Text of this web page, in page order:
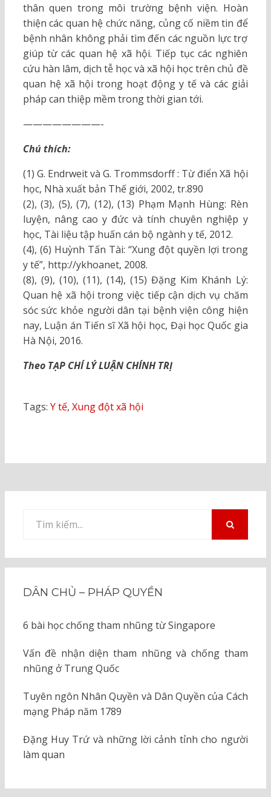
thân quen trong môi trường bệnh viện. Hoàn
thiện các quan hệ chức năng, củng cố niềm tin để
bệnh nhân không phải tìm đến các nguồn lực trợ
giúp từ các quan hệ xã hội. Tiếp tục các nghiên
cứu hàn lâm, dịch tễ học và xã hội học trên chủ đề
quan hệ xã hội trong hoạt động y tế và các giải
pháp can thiệp mềm trong thời gian tới.
————————-
Chú thích:
(1) G. Endrweit và G. Trommsdorff : Từ điển Xã hội
học, Nhà xuất bản Thế giới, 2002, tr.890
(2), (3), (5), (7), (12), (13) Phạm Mạnh Hùng: Rèn
luyện, nâng cao y đức và tính chuyên nghiệp y
học, Tài liệu tập huấn cán bộ ngành y tế, 2012.
(4), (6) Huỳnh Tấn Tài: “Xung đột quyền lợi trong
y tế”, http://ykhoanet, 2008.
(8), (9), (10), (11), (14), (15) Đặng Kim Khánh Lý:
Quan hệ xã hội trong việc tiếp cận dịch vụ chăm
sóc sức khỏe người dân tại bệnh viện công hiện
nay, Luận án Tiến sĩ Xã hội học, Đại học Quốc gia
Hà Nội, 2016.
Theo TẠP CHÍ LÝ LUẬN CHÍNH TRỊ
Tags: Y tế, Xung đột xã hội
kiếm
DÂN CHỦ – PHÁP QUYỀN
6 bài học chống tham nhũng từ Singapore
Vấn đề nhận diện tham nhũng và chống tham
nhũng ở Trung Quốc
Tuyên ngôn Nhân Quyền và Dân Quyền của Cách
mạng Pháp năm 1789
Đặng Huy Trứ và những lời cảnh tỉnh cho người
làm quan